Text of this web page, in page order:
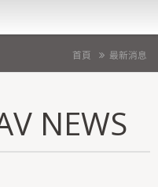
首頁 最新消息
NEWS